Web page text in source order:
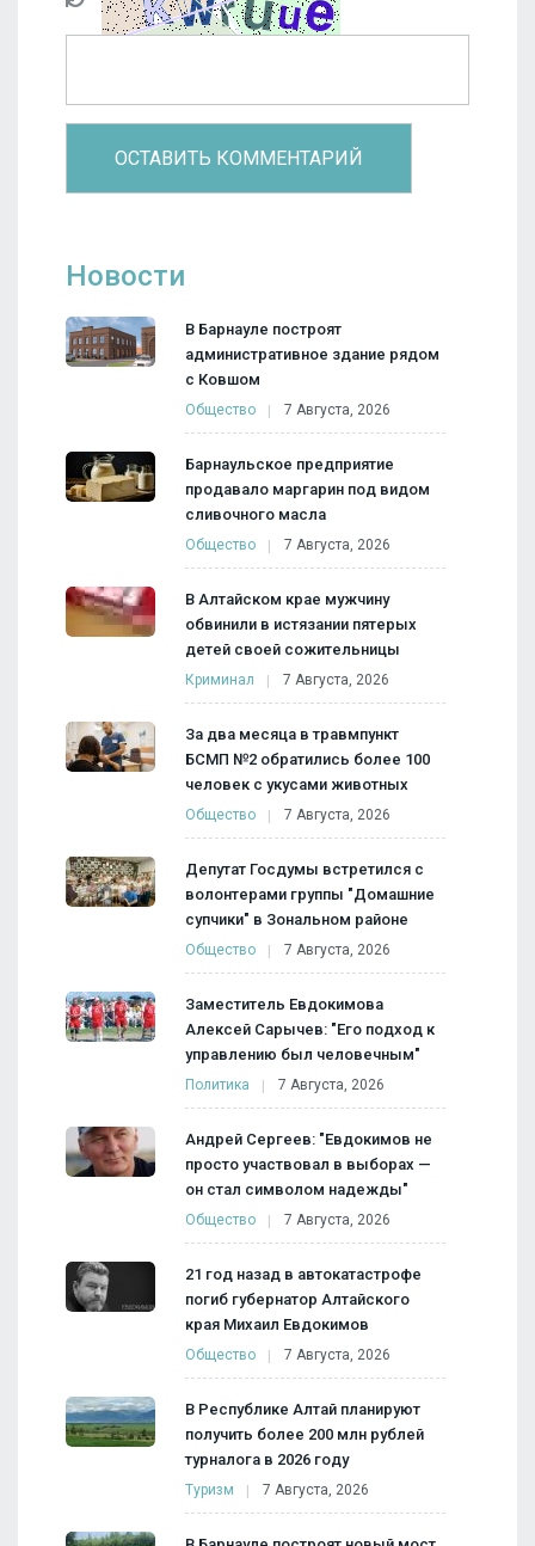
Новости
В Барнауле построят
административное здание рядом
с Ковшом
Общество 7 Августа, 2026
Барнаульское предприятие
продавало маргарин под видом
сливочного масла
Общество 7 Августа, 2026
В Алтайском крае мужчину
обвинили в истязании пятерых
детей своей сожительницы
Криминал 7 Августа, 2026
За два месяца в травмпункт
БСМП №2 обратились более 100
человек с укусами животных
Общество 7 Августа, 2026
Депутат Госдумы встретился с
волонтерами группы "Домашние
супчики" в Зональном районе
Общество 7 Августа, 2026
Заместитель Евдокимова
Алексей Сарычев: "Его подход к
управлению был человечным"
Политика 7 Августа, 2026
Андрей Сергеев: "Евдокимов не
просто участвовал в выборах —
он стал символом надежды"
Общество 7 Августа, 2026
21 год назад в автокатастрофе
погиб губернатор Алтайского
края Михаил Евдокимов
Общество 7 Августа, 2026
В Республике Алтай планируют
получить более 200 млн рублей
турналога в 2026 году
Туризм 7 Августа, 2026